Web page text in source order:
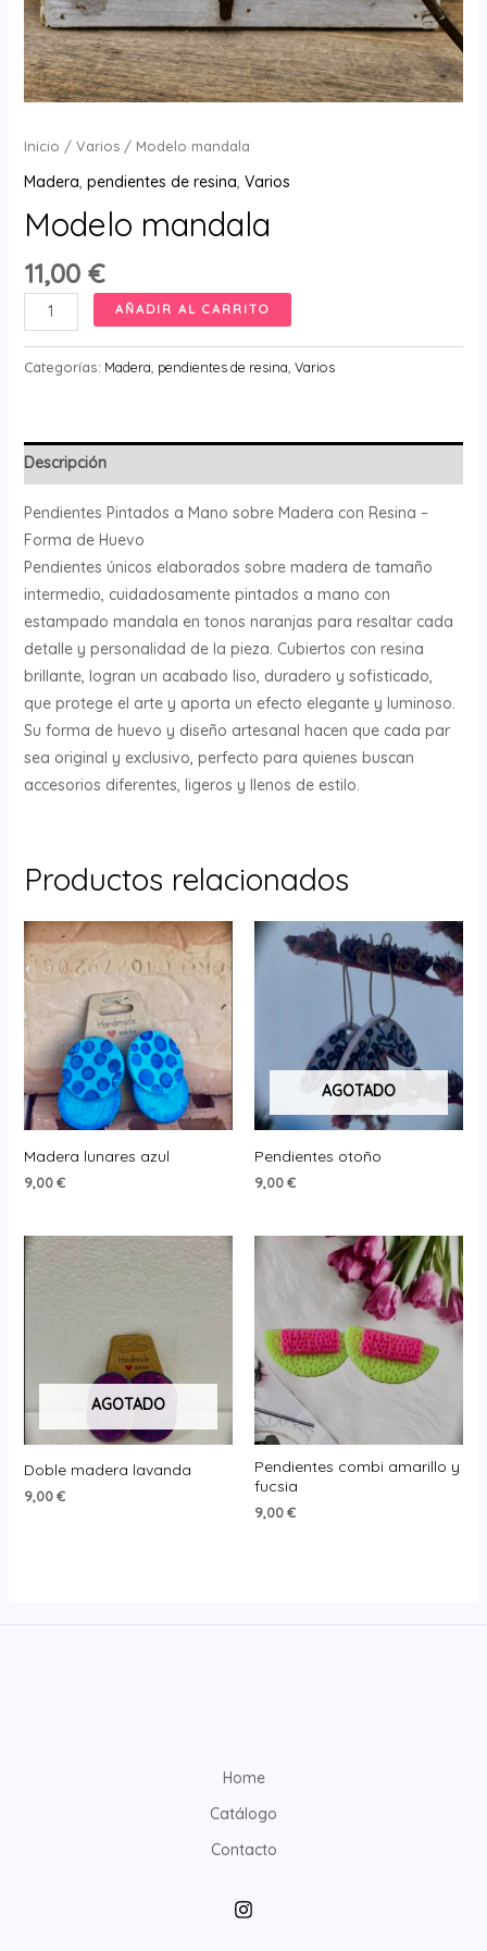
Inicio / Varios/ Modelo mandala
Madera, pendientes de resina, Varios
Modelo mandala
11,00 €
Modelo
mandala
cantidad
AÑADIR AL CARRITO
Categorías: Madera, pendientes de resina, Varios
Descripción
Pendientes Pintados a Mano sobre Madera con Resina –
Forma de Huevo
Pendientes únicos elaborados sobre madera de tamaño
intermedio, cuidadosamente pintados a mano con
estampado mandala en tonos naranjas para resaltar cada
detalle y personalidad de la pieza. Cubiertos con resina
brillante, logran un acabado liso, duradero y sofisticado,
que protege el arte y aporta un efecto elegante y luminoso.
Su forma de huevo y diseño artesanal hacen que cada par
sea original y exclusivo, perfecto para quienes buscan
accesorios diferentes, ligeros y llenos de estilo.
Productos relacionados
Madera lunares azul
9,00€
AGOTADO
Pendientes otoño
9,00€
AGOTADO
Doble madera lavanda
9,00€
Pendientes combi amarillo y
fucsia
9,00€
Home
Catálogo
Contacto